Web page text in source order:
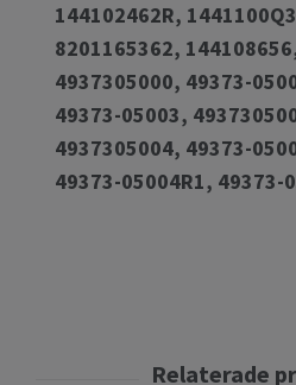
144102462R,
8201165362,
4937305000, 49373-
49373-05003,
4937305004, 49373-
49373-05004R1, 49373-